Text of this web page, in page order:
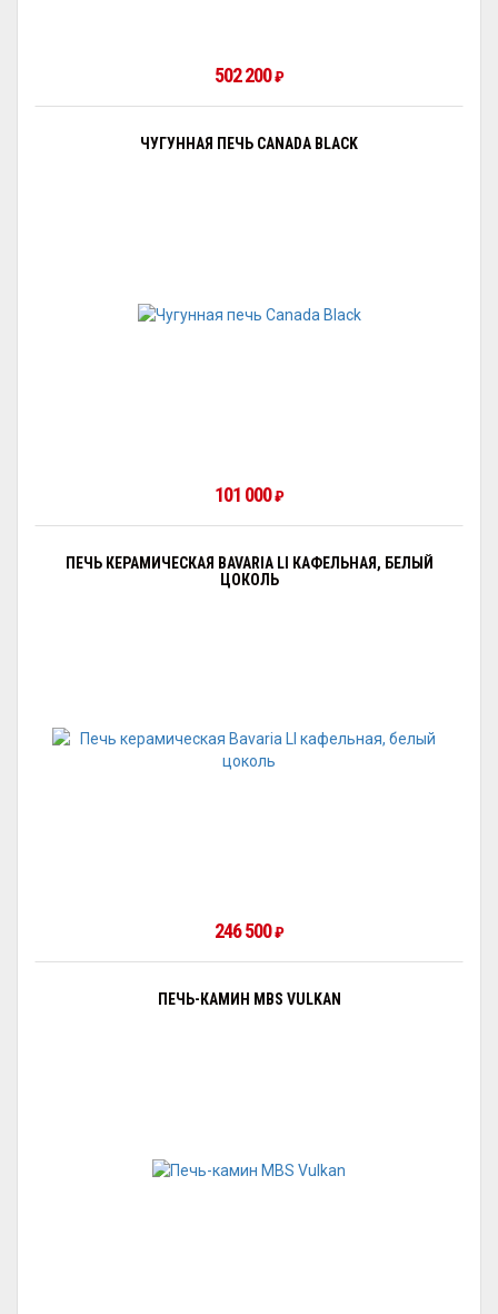
502 200₽
ЧУГУННАЯ ПЕЧЬ CANADA BLACK
101 000₽
ПЕЧЬ КЕРАМИЧЕСКАЯ BAVARIA LI КАФЕЛЬНАЯ, БЕЛЫЙ
ЦОКОЛЬ
246 500₽
ПЕЧЬ-КАМИН MBS VULKAN